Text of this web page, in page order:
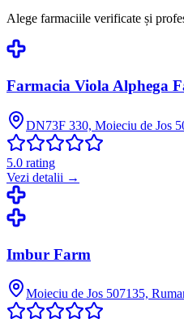
Alege farmaciile verificate și
Farmacia Viola Alphega
DN73F 330, Moieciu de Jos
5.0 rating
Vezi detalii →
Imbur Farm
Moieciu de Jos 507135,